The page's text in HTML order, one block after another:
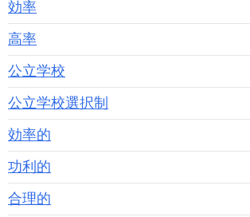
効率
高率
公立学校
公立学校選択制
効率的
功利的
合理的